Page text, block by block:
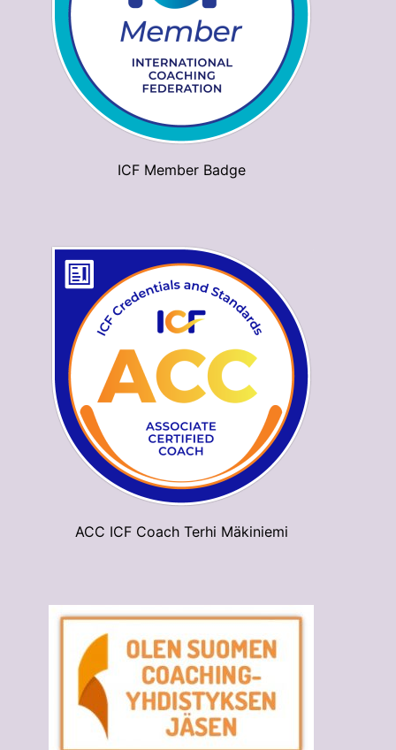
ICF Member Badge
ACC ICF Coach Terhi Mäkiniemi